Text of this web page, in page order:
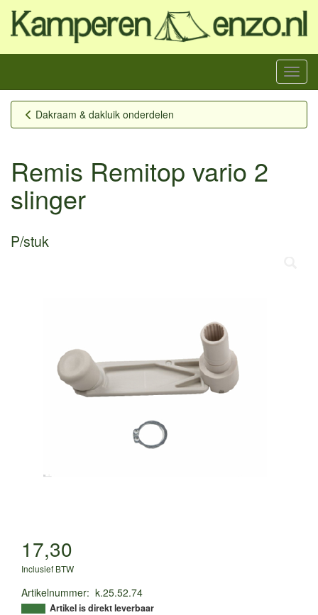
Menu
Dakraam & dakluik onderdelen
Remis Remitop vario 2
slinger
P/stuk
17,30
Inclusief BTW
Artikelnummer: k.25.52.74
Artikel is direkt leverbaar